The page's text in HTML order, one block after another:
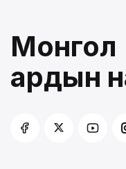
Монгол
ардын